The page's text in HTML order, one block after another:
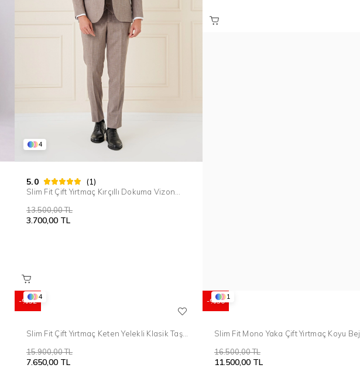
4
5.0
(1)
Slim Fit Çift Yırtmaç Kırçıllı Dokuma Vizon
3.700,00 TL
13.500,00 TL
4
Slim Fit Çift Yırtmaç Keten Yelekli Klasik Taş
7.650,00 TL
15.900,00 TL
%52 1
Slim Fit Mono Yaka Çift Yırtmaç Koyu Bej
11.500,00 TL
16.500,00 TL
%30